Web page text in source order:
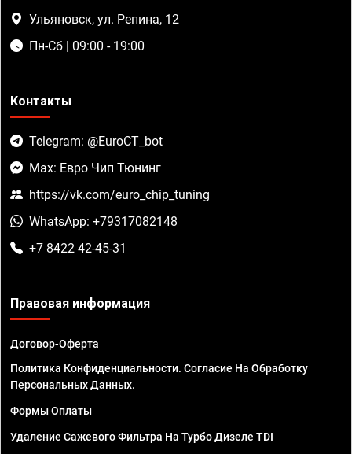
Ульяновск, ул. Репина, 12
Пн-Сб | 09:00 - 19:00
Контакты
Telegram: @EuroCT_bot
Max: Евро Чип Тюнинг
https://vk.com/euro_chip_tuning
WhatsApp: +79317082148
+7 8422 42-45-31
Правовая информация
Договор-Оферта
Политика Конфиденциальности. Согласие На Обработку
Персональных Данных.
Формы Оплаты
Удаление Сажевого Фильтра На Турбо Дизеле TDI